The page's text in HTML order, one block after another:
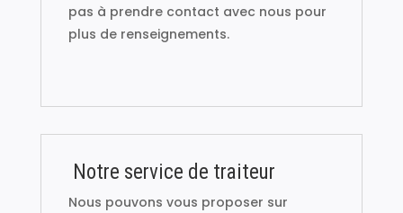
pas à prendre contact avec nous pour
plus de renseignements.
Notre service de traiteur
Nous pouvons vous proposer sur